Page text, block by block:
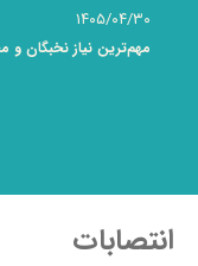
۱۴۰۵/۰۴/۳۰
مهم‌ترین نیاز نخبگان
انتصابات